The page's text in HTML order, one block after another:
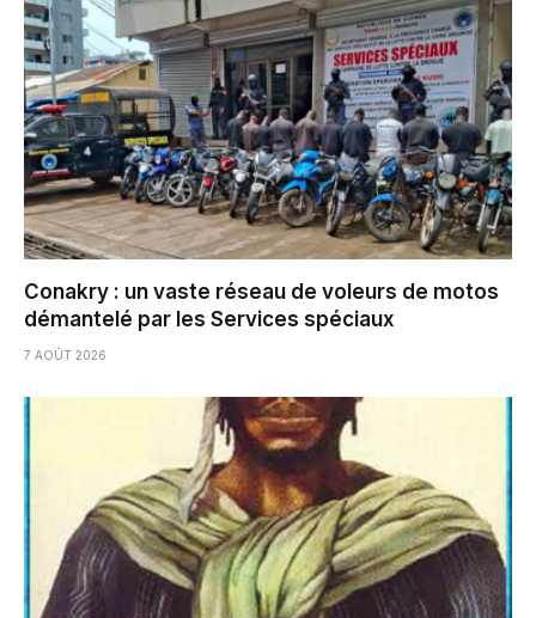
Conakry : un vaste réseau de voleurs de motos
démantelé par les Services spéciaux
7 AOÛT 2026